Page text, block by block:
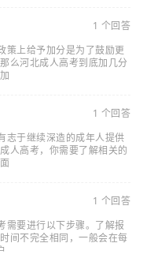
1 个回答
策上给予加分是为了鼓励更
么河北成人高考到底加几分
1 个回答
志于继续深造的成年人提供
人高考，你需要了解相关的
1 个回答
需要进行以下步骤。了解报
间不完全相同，一般会在每